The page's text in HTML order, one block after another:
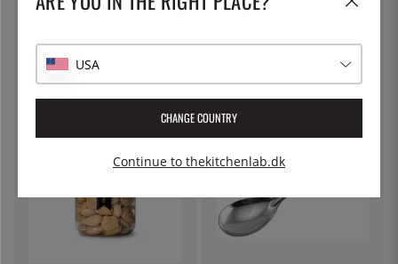
KITCHEN CRAFT
Craft
61 kr.
THE KITCHEN LAB
USA
CHANGE COUNTRY
Continue to thekitchenlab.dk